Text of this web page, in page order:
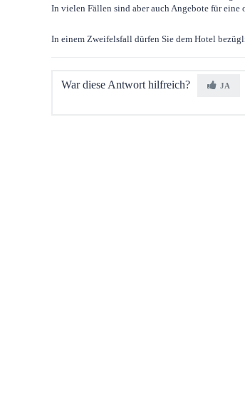
In vielen Fällen sind aber auch Angebote für eine
In einem Zweifelsfall dürfen Sie dem Hotel
War diese Antwort hilfreich? JA